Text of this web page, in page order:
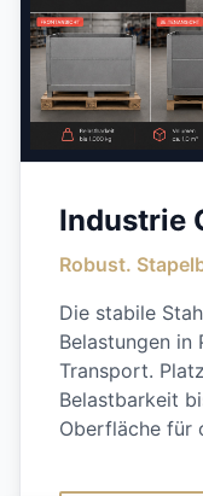
Industrie
Robust.
Die stabile
Belastungen in
Transport.
Belastbarkeit
Oberfläche für